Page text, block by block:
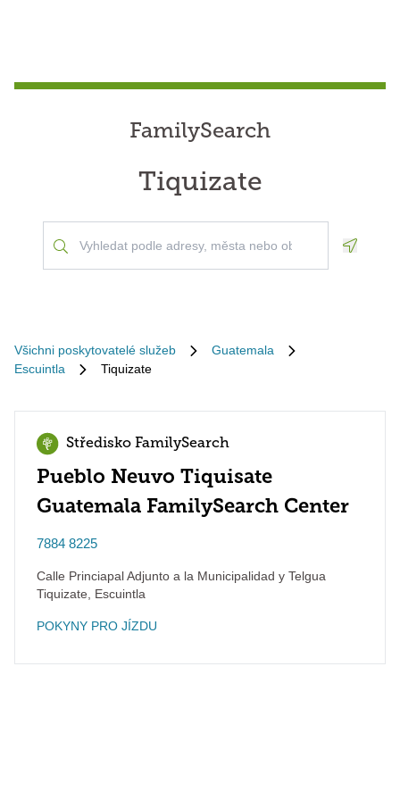
FamilySearch
Tiquizate
Všichni poskytovatelé služeb
Guatemala
Escuintla
Tiquizate
Středisko FamilySearch
Pueblo Neuvo Tiquisate
Guatemala FamilySearch Center
7884 8225
Calle Princiapal Adjunto a la Municipalidad y Telgua
Tiquizate
Escuintla
POKYNY PRO JÍZDU